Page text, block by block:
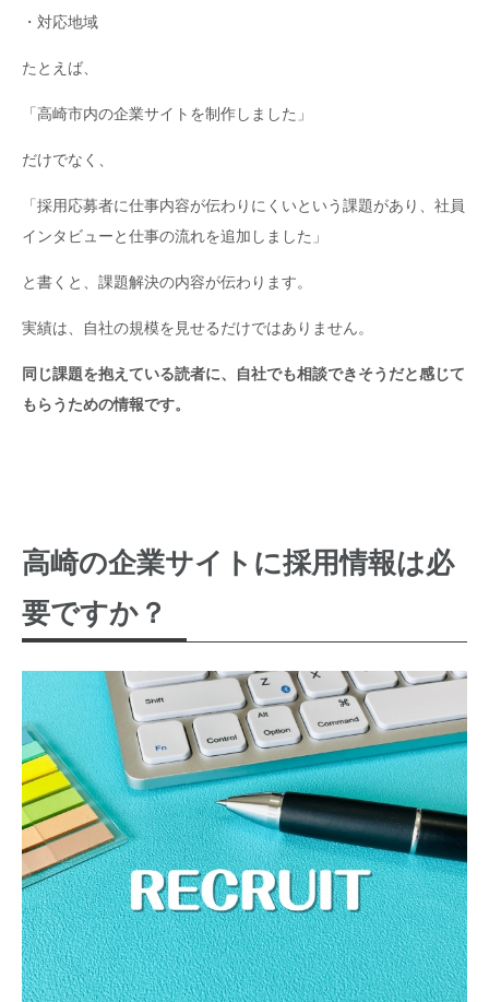
・対応地域
たとえば、
「高崎市内の企業サイトを制作しました」
だけでなく、
「採用応募者に仕事内容が伝わりにくいという課題があり、社員
インタビューと仕事の流れを追加しました」
と書くと、課題解決の内容が伝わります。
実績は、自社の規模を見せるだけではありません。
同じ課題を抱えている読者に、自社でも相談できそうだと感じて
もらうための情報です。
高崎の企業サイトに採用情報は必
要ですか？